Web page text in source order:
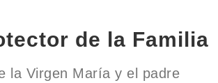
de la Familia
la Virgen María y el padre